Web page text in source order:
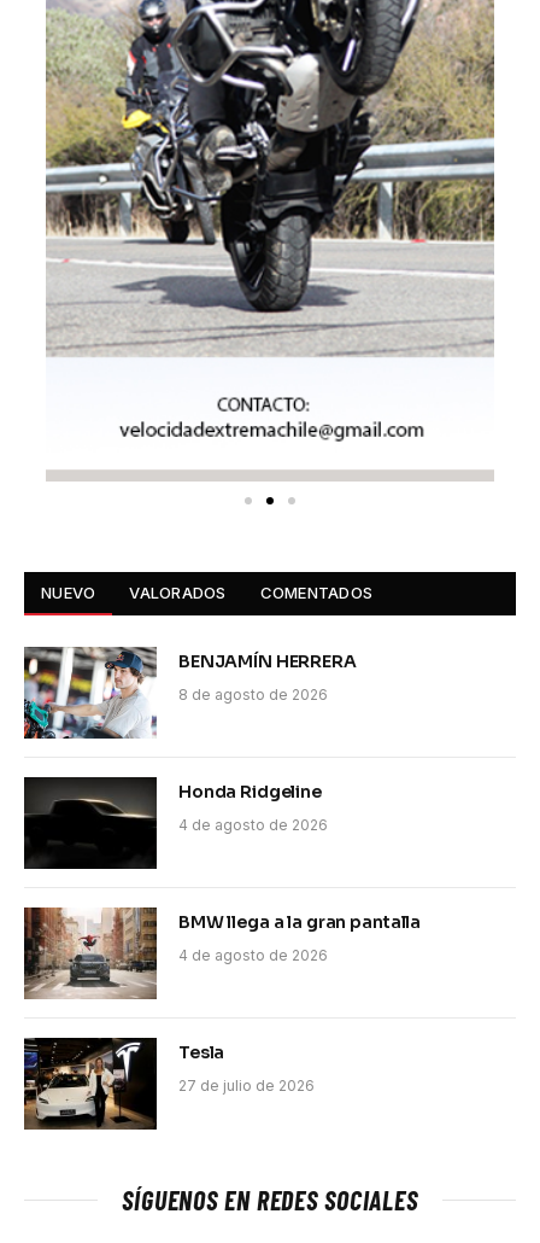
NUEVO VALORADOS COMENTADOS
BENJAMÍN HERRERA
8 de agosto de 2026
Honda Ridgeline
4 de agosto de 2026
BMW llega a la gran pantalla
4 de agosto de 2026
Tesla
27 de julio de 2026
SÍGUENOS EN REDES SOCIALES